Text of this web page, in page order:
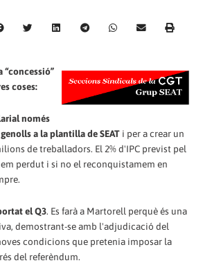
“concessió”
coses:
només
a la plantilla de SEAT i per a crear un
de treballadors. El 2% d'IPC previst pel
perdut i si no el reconquistamem en
el Q3. Es farà a Martorell perquè és una
demostrant-se amb l'adjudicació del
condicions que pretenia imposar la
del referèndum.